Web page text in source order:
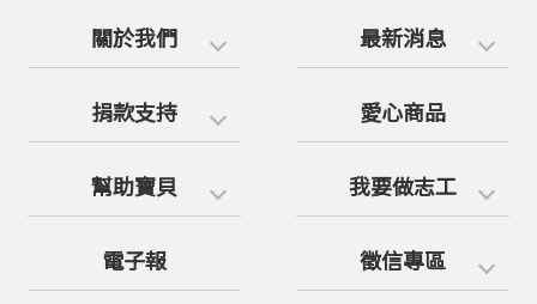
關於我們 最新消息
捐款支持 愛心商品
幫助寶貝 我要做志工
電子報 徵信專區